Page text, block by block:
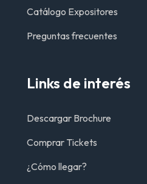
Catálogo Expositores
Preguntas frecuentes
Links de interés
Descargar Brochure
Comprar Tickets
¿Cómo llegar?